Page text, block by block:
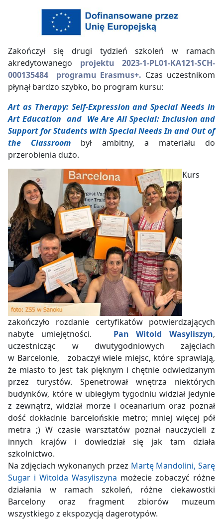
Zakończył się drugi tydzień szkoleń w ramach
akredytowanego projektu
2023-1-PL01-KA121-SCH-
000135484 programu Erasmus+. Czas uczestnikom
płynął bardzo szybko, bo program kursu:
Art as Therapy: Self-Expression and Special Needs in
Art Education and We Are All Special: Inclusion and
Support for Students with Special Needs In and Out of
the Classroom
był ambitny, a materiału do
przerobienia dużo.
Kurs
zakończyło rozdanie certyfikatów potwierdzających
nabyte umiejętności. Pan Witold Wasyliszyn,
uczestnicząc w dwutygodniowych zajęciach
w Barcelonie, zobaczył wiele miejsc, które sprawiają,
że miasto to jest tak pięknym i chętnie odwiedzanym
przez turystów. Spenetrował wnętrza niektórych
budynków, które w ubiegłym tygodniu widział jedynie
z zewnątrz, widział morze i oceanarium oraz poznał
dość dokładnie barcelońskie metro; mniej więcej pół
metra ;) W czasie warsztatów poznał nauczycieli z
innych krajów i dowiedział się jak tam działa
szkolnictwo.
Na zdjęciach wykonanych przez Martę Mandolini, Sarę
Sugar i Witolda Wasyliszyna możecie zobaczyć różne
działania w ramach szkoleń, różne ciekawostki
Barcelony oraz fragment zbiorów muzeum
wszystkiego z ekspozycją dagerotypów.